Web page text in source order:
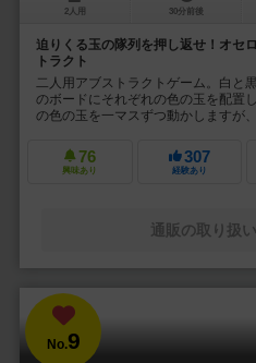
2人用 30分前後
迫りくる玉の隊列を押し返せ！オセ
トラクト
二人用アブストラクトゲーム。白と
のボードにそれぞれの色の玉を配置
の色の玉を一マスずつ動かしますが
76
興味あり
307
経験あり
通販の取り扱
No.9